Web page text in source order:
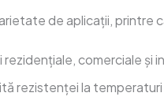
de aplicații, printre
rezidențiale, comerciale și
rezistenței la